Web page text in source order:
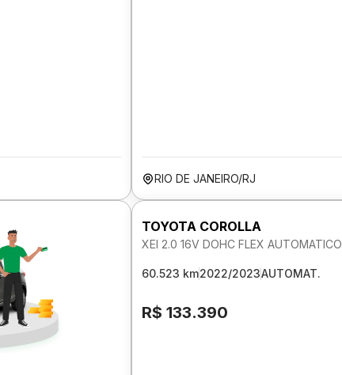
RIO DE JANEIRO/RJ
TOYOTA COROLLA
XEI 2.0 16V DOHC FLEX AUTOMATICO
60.523 km2022/2023AUTOMAT.
R$ 133.390